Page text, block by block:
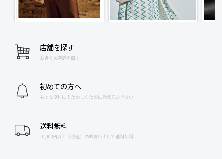
店舗を探す
お近くの店舗を探す
初めての方へ
もっと便利に！たのしむために覚えておきたい
送料無料
10,000円以上（税込）のお買い上げで送料無料